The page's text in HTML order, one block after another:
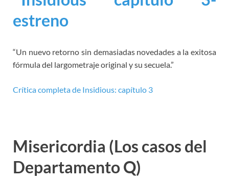
“Un nuevo retorno sin demasiadas novedades a la exitosa
fórmula del largometraje original y su secuela.”
Crítica completa de Insidious: capítulo 3
Misericordia (Los casos del
Departamento Q)